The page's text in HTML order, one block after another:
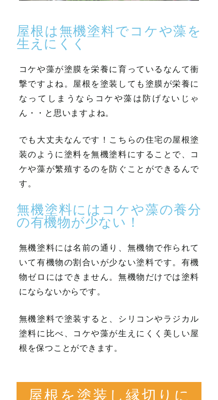
屋根は無機塗料でコケや藻を
生えにくく
コケや藻が塗膜を栄養に育っているなんて衝
撃ですよね。屋根を塗装しても塗膜が栄養に
なってしまうならコケや藻は防げないじゃ
ん・・と思いますよね。
でも大丈夫なんです！こちらの住宅の屋根塗
装のように塗料を無機塗料にすることで、コ
ケや藻が繁殖するのを防ぐことができるんで
す。
無機塗料にはコケや藻の養分
の有機物が少ない！
無機塗料には名前の通り、無機物で作られて
いて有機物の割合いが少ない塗料です。有機
物ゼロにはできません。無機物だけでは塗料
にならないからです。
無機塗料で塗装すると、シリコンやラジカル
塗料に比べ、コケや藻が生えにくく美しい屋
根を保つことができます。
屋根を塗装し縁切りに